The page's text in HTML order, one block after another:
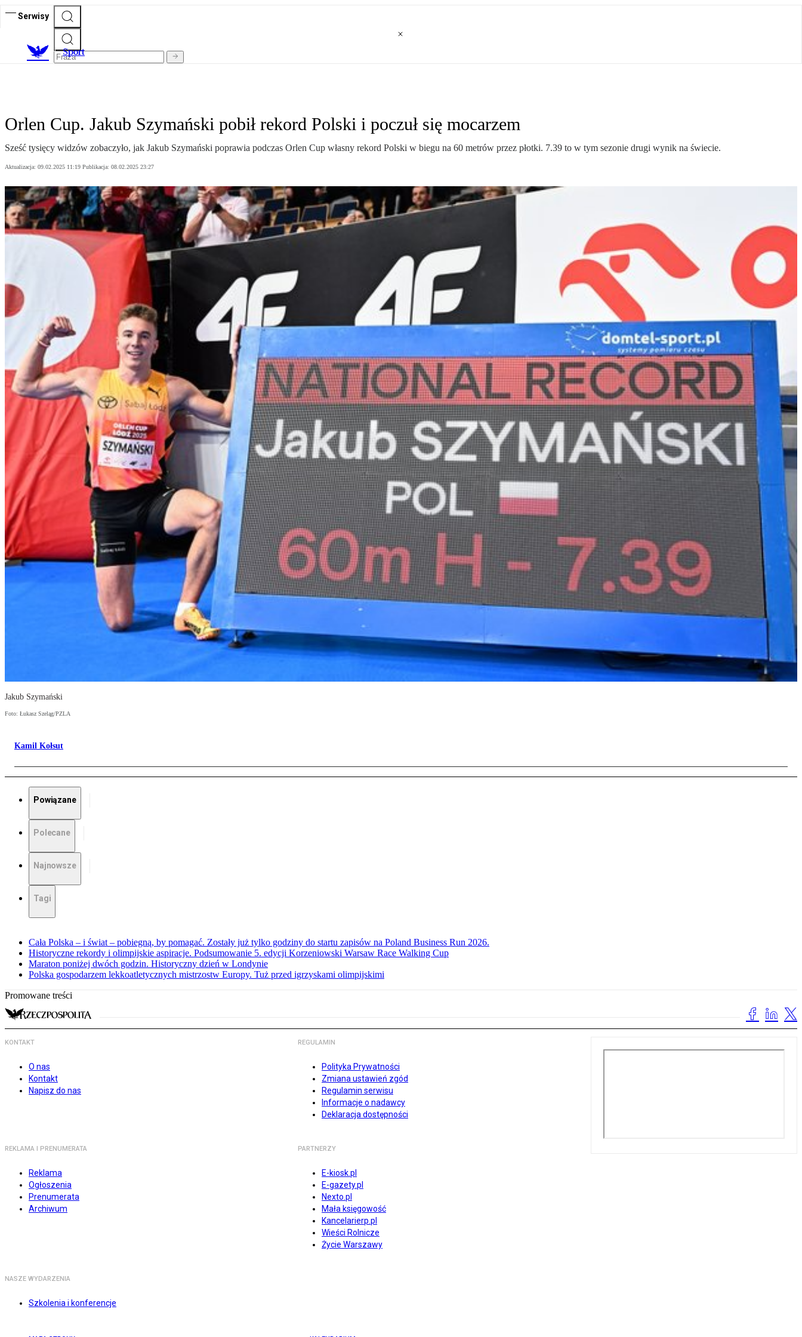
Serwisy
Sport
Orlen Cup. Jakub Szymański pobił rekord Polski i poczuł się mocarzem
Sześć tysięcy widzów zobaczyło, jak Jakub Szymański poprawia podczas Orlen Cup własny rekord Polski w biegu na 60 metrów przez płotki. 7.39 to w tym sezonie drugi wynik na świecie.
Aktualizacja: 09.02.2025 11:19 Publikacja: 08.02.2025 23:27
Jakub Szymański
Foto: Łukasz Szeląg/PZLA
Kamil Kołsut
Powiązane
Polecane
Najnowsze
Tagi
Cała Polska – i świat – pobiegną, by pomagać. Zostały już tylko godziny do startu zapisów na Poland Business Run 2026.
Historyczne rekordy i olimpijskie aspiracje. Podsumowanie 5. edycji Korzeniowski Warsaw Race Walking Cup
Maraton poniżej dwóch godzin. Historyczny dzień w Londynie
Polska gospodarzem lekkoatletycznych mistrzostw Europy. Tuż przed igrzyskami olimpijskimi
Promowane treści
KONTAKT
O nas
Kontakt
Napisz do nas
REGULAMIN
Polityka Prywatności
Zmiana ustawień zgód
Regulamin serwisu
Informacje o nadawcy
Deklaracja dostępności
REKLAMA I PRENUMERATA
Reklama
Ogłoszenia
Prenumerata
Archiwum
PARTNERZY
E-kiosk.pl
E-gazety.pl
Nexto.pl
Mała księgowość
Kancelarierp.pl
Wieści Rolnicze
Życie Warszawy
NASZE WYDARZENIA
Szkolenia i konferencje